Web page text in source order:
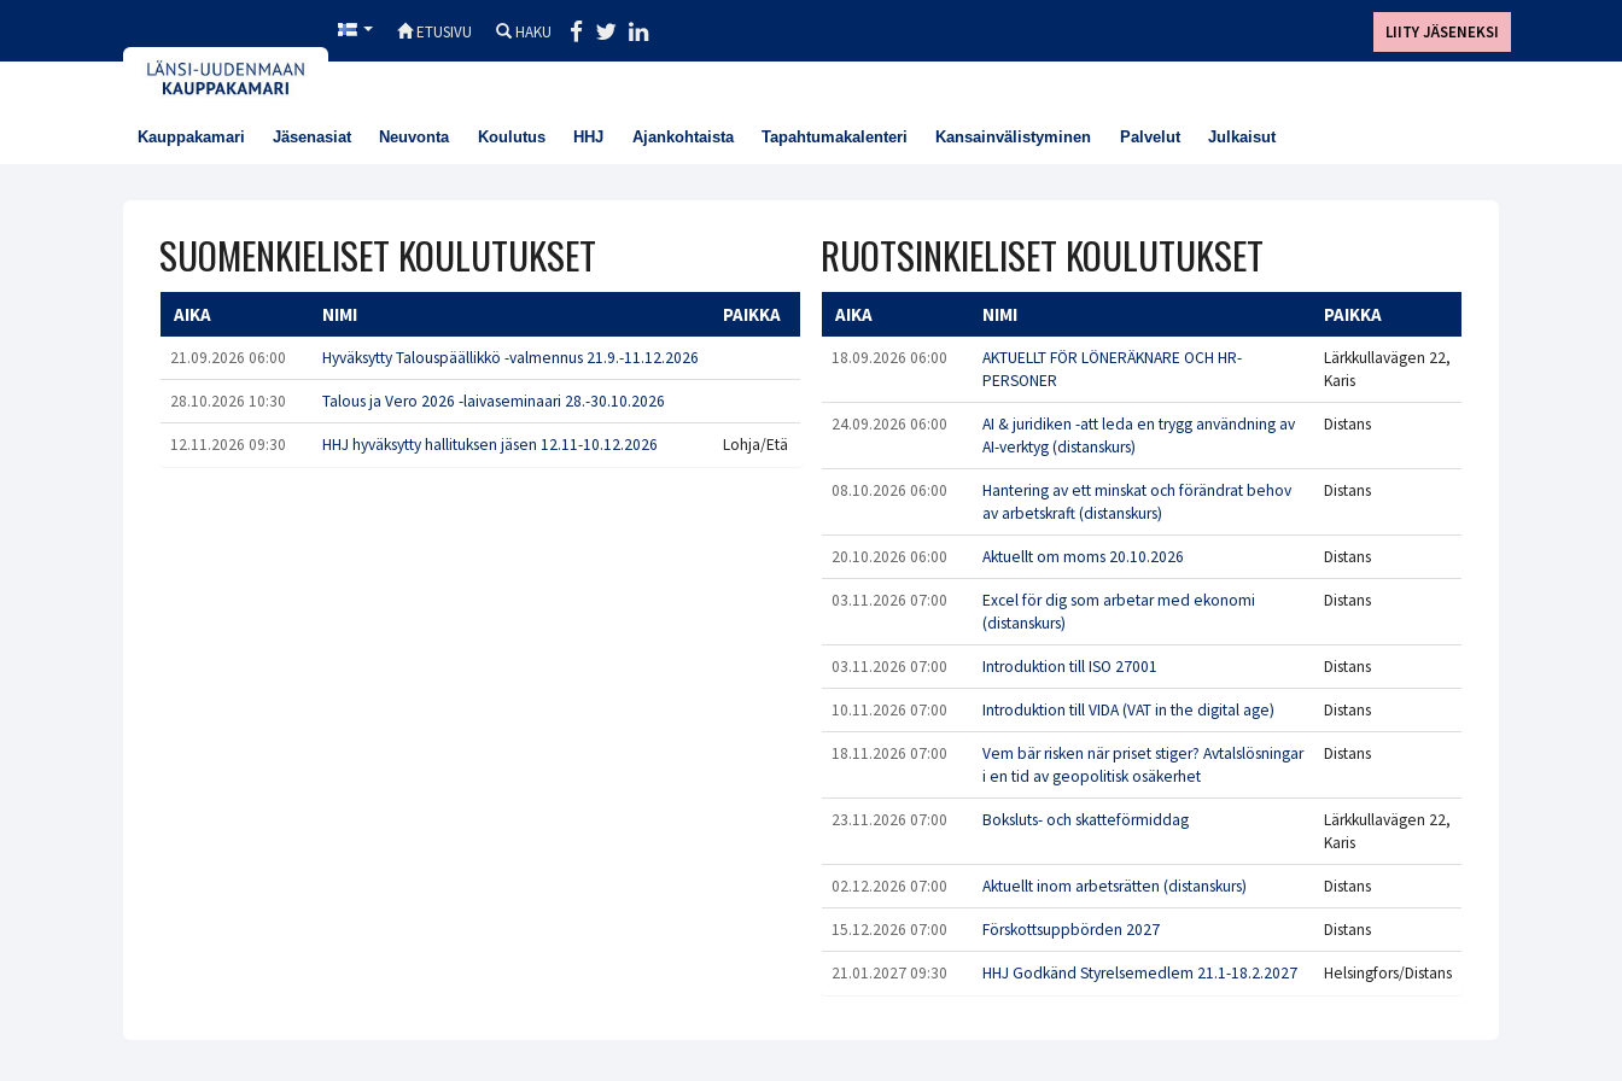
ETUSIVU HAKU LIITY JÄSENEKSI
Kauppakamari Jäsenasiat Neuvonta Koulutus HHJ Ajankohtaista Tapahtumakalenteri Kansainvälistyminen Palvelut Julkaisut
SUOMENKIELISET KOULUTUKSET RUOTSINKIELISET KOULUTUKSET
AIKA NIMI PAIKKA
21.09.2026 06:00 Hyväksytty Talouspäällikkö -valmennus 21.9.-11.12.2026
28.10.2026 10:30 Talous ja Vero 2026 -laivaseminaari 28.-30.10.2026
12.11.2026 09:30 HHJ hyväksytty hallituksen jäsen 12.11-10.12.2026 Lohja/Etä
AIKA NIMI PAIKKA
18.09.2026 06:00
AKTUELLT FÖR LÖNERÄKNARE OCH HR-
PERSONER
Lärkkullavägen 22,
Karis
24.09.2026 06:00
AI & juridiken -att leda en trygg användning av
AI-verktyg (distanskurs)
Distans
08.10.2026 06:00
Hantering av ett minskat och förändrat behov
av arbetskraft (distanskurs)
Distans
20.10.2026 06:00 Aktuellt om moms 20.10.2026 Distans
03.11.2026 07:00
Excel för dig som arbetar med ekonomi
(distanskurs)
Distans
03.11.2026 07:00 Introduktion till ISO 27001 Distans
10.11.2026 07:00 Introduktion till VIDA (VAT in the digital age) Distans
18.11.2026 07:00
Vem bär risken när priset stiger? Avtalslösningar
i en tid av geopolitisk osäkerhet
Distans
23.11.2026 07:00 Boksluts- och skatteförmiddag
Lärkkullavägen 22,
Karis
02.12.2026 07:00 Aktuellt inom arbetsrätten (distanskurs) Distans
15.12.2026 07:00 Förskottsuppbörden 2027 Distans
21.01.2027 09:30 HHJ Godkänd Styrelsemedlem 21.1-18.2.2027 Helsingfors/Distans